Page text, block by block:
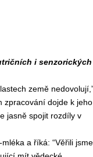
i senzorických
země
zpracování dojde k jeho
jasně spojit rozdíly v
a říká: “Věřili jsme,